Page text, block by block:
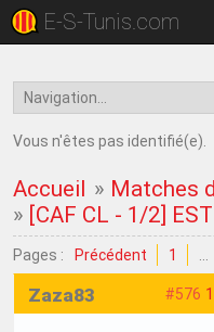
E-S-Tunis.com
Vous n'êtes pas identifié(e).
Accueil » Matches
» [CAF CL - 1/2]
Pages : Précédent 1
#576
Zaza83